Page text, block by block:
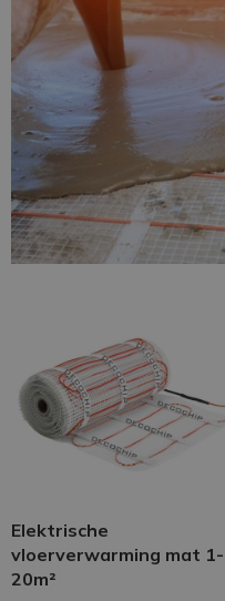
Elektrische
vloerverwarming mat 1-
20m²